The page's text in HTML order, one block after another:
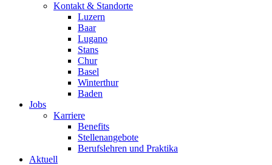
Kontakt & Standorte
Luzern
Baar
Lugano
Stans
Chur
Basel
Winterthur
Baden
Jobs
Karriere
Benefits
Stellenangebote
Berufslehren und Praktika
Aktuell